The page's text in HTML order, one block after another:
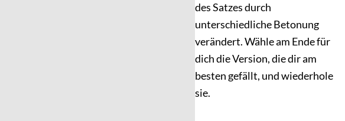
des Satzes durch
unterschiedliche Betonung
verändert. Wähle am Ende für
dich die Version, die dir am
besten gefällt, und wiederhole
sie.